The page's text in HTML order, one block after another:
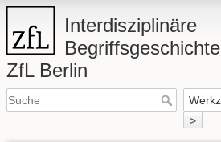
Interdisziplinäre
Begriffsgeschichte
ZfL Berlin
>